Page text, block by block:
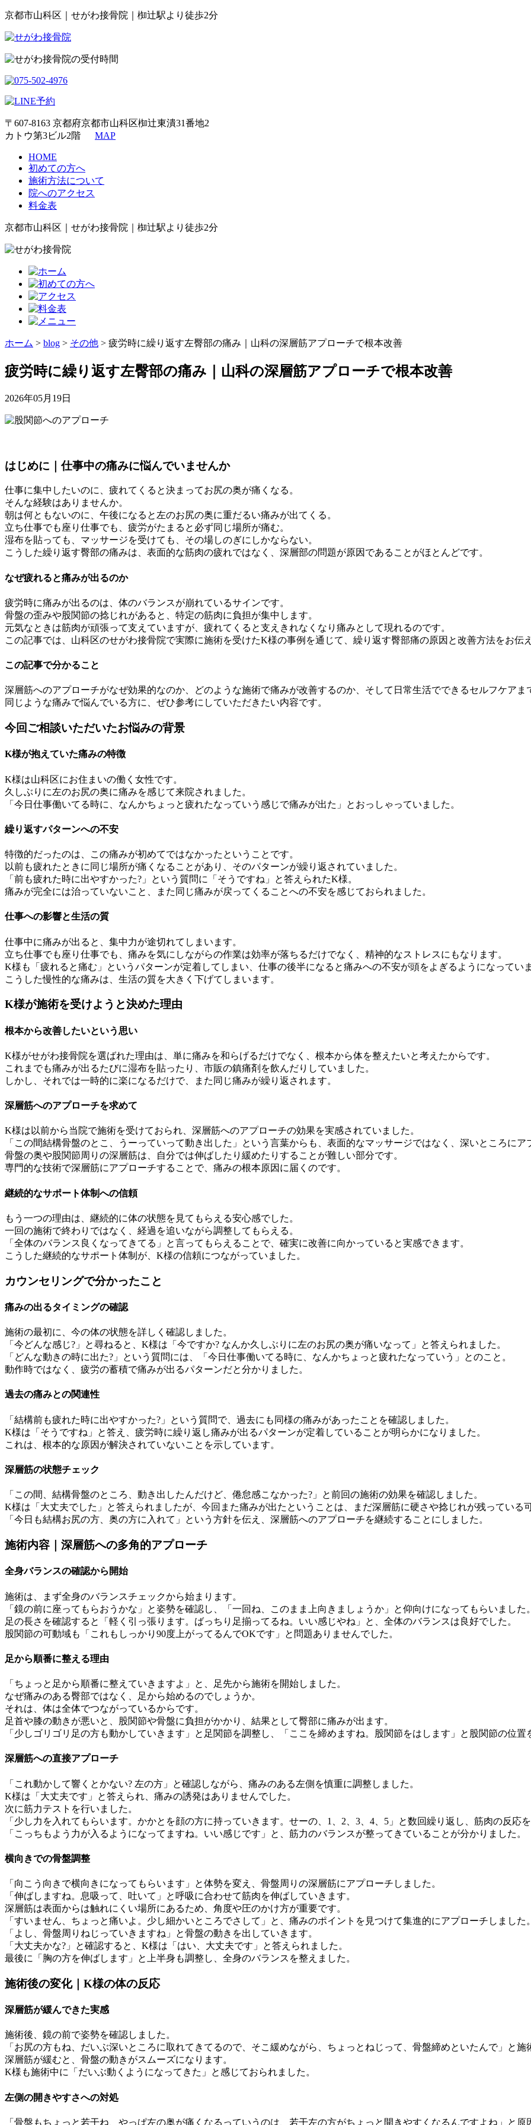
京都市山科区｜せがわ接骨院｜椥辻駅より徒歩2分
〒607-8163 京都府京都市山科区椥辻東潰31番地2
カトウ第3ビル2階 MAP
HOME
初めての方へ
施術方法について
院へのアクセス
料金表
京都市山科区｜せがわ接骨院｜椥辻駅より徒歩2分
ホーム > blog > その他 > 疲労時に繰り返す左臀部の痛み｜山科の深層筋アプローチで根本改善
疲労時に繰り返す左臀部の痛み｜山科の深層筋アプローチで根本改善
2026年05月19日
はじめに｜仕事中の痛みに悩んでいませんか
仕事に集中したいのに、疲れてくると決まってお尻の奥が痛くなる。
そんな経験はありませんか。
朝は何ともないのに、午後になると左のお尻の奥に重だるい痛みが出てくる。
立ち仕事でも座り仕事でも、疲労がたまると必ず同じ場所が痛む。
湿布を貼っても、マッサージを受けても、その場しのぎにしかならない。
こうした繰り返す臀部の痛みは、表面的な筋肉の疲れではなく、深層部の問題が原因であることがほとんどです。
なぜ疲れると痛みが出るのか
疲労時に痛みが出るのは、体のバランスが崩れているサインです。
骨盤の歪みや股関節の捻じれがあると、特定の筋肉に負担が集中します。
元気なときは筋肉が頑張って支えていますが、疲れてくると支えきれなくなり痛みとして現れるのです。
この記事では、山科区のせがわ接骨院で実際に施術を受けたK様の事例を通じて、繰り返す臀部痛の原因と改善方法をお伝
この記事で分かること
深層筋へのアプローチがなぜ効果的なのか、どのような施術で痛みが改善するのか、そして日常生活でできるセルフケアま
同じような痛みで悩んでいる方に、ぜひ参考にしていただきたい内容です。
今回ご相談いただいたお悩みの背景
K様が抱えていた痛みの特徴
K様は山科区にお住まいの働く女性です。
久しぶりに左のお尻の奥に痛みを感じて来院されました。
「今日仕事働いてる時に、なんかちょっと疲れたなっていう感じで痛みが出た」とおっしゃっていました。
繰り返すパターンへの不安
特徴的だったのは、この痛みが初めてではなかったということです。
以前も疲れたときに同じ場所が痛くなることがあり、そのパターンが繰り返されていました。
「前も疲れた時に出やすかった?」という質問に「そうですね」と答えられたK様。
痛みが完全には治っていないこと、また同じ痛みが戻ってくることへの不安を感じておられました。
仕事への影響と生活の質
仕事中に痛みが出ると、集中力が途切れてしまいます。
立ち仕事でも座り仕事でも、痛みを気にしながらの作業は効率が落ちるだけでなく、精神的なストレスにもなります。
K様も「疲れると痛む」というパターンが定着してしまい、仕事の後半になると痛みへの不安が頭をよぎるようになってい
こうした慢性的な痛みは、生活の質を大きく下げてしまいます。
K様が施術を受けようと決めた理由
根本から改善したいという思い
K様がせがわ接骨院を選ばれた理由は、単に痛みを和らげるだけでなく、根本から体を整えたいと考えたからです。
これまでも痛みが出るたびに湿布を貼ったり、市販の鎮痛剤を飲んだりしていました。
しかし、それでは一時的に楽になるだけで、また同じ痛みが繰り返されます。
深層筋へのアプローチを求めて
K様は以前から当院で施術を受けておられ、深層筋へのアプローチの効果を実感されていました。
「この間結構骨盤のとこ、うーっていって動き出した」という言葉からも、表面的なマッサージではなく、深いところに
骨盤の奥や股関節周りの深層筋は、自分では伸ばしたり緩めたりすることが難しい部分です。
専門的な技術で深層筋にアプローチすることで、痛みの根本原因に届くのです。
継続的なサポート体制への信頼
もう一つの理由は、継続的に体の状態を見てもらえる安心感でした。
一回の施術で終わりではなく、経過を追いながら調整してもらえる。
「全体のバランス良くなってきてる」と言ってもらえることで、確実に改善に向かっていると実感できます。
こうした継続的なサポート体制が、K様の信頼につながっていました。
カウンセリングで分かったこと
痛みの出るタイミングの確認
施術の最初に、今の体の状態を詳しく確認しました。
「今どんな感じ?」と尋ねると、K様は「今ですか? なんか久しぶりに左のお尻の奥が痛いなって」と答えられました。
「どんな動きの時に出た?」という質問には、「今日仕事働いてる時に、なんかちょっと疲れたなっていう」とのこと。
動作時ではなく、疲労の蓄積で痛みが出るパターンだと分かりました。
過去の痛みとの関連性
「結構前も疲れた時に出やすかった?」という質問で、過去にも同様の痛みがあったことを確認しました。
K様は「そうですね」と答え、疲労時に繰り返し痛みが出るパターンが定着していることが明らかになりました。
これは、根本的な原因が解決されていないことを示しています。
深層筋の状態チェック
「この間、結構骨盤のところ、動き出したんだけど、倦怠感こなかった?」と前回の施術の効果を確認しました。
K様は「大丈夫でした」と答えられましたが、今回また痛みが出たということは、まだ深層筋に硬さや捻じれが残っている
「今日も結構お尻の方、奥の方に入れて」という方針を伝え、深層筋へのアプローチを継続することにしました。
施術内容｜深層筋への多角的アプローチ
全身バランスの確認から開始
施術は、まず全身のバランスチェックから始まります。
「鏡の前に座ってもらおうかな」と姿勢を確認し、「一回ね、このまま上向きましょうか」と仰向けになってもらいました
足の長さを確認すると「軽く引っ張ります。ばっちり足揃ってるね。いい感じやね」と、全体のバランスは良好でした。
股関節の可動域も「これもしっかり90度上がってるんでOKです」と問題ありませんでした。
足から順番に整える理由
「ちょっと足から順番に整えていきますよ」と、足先から施術を開始しました。
なぜ痛みのある臀部ではなく、足から始めるのでしょうか。
それは、体は全体でつながっているからです。
足首や膝の動きが悪いと、股関節や骨盤に負担がかかり、結果として臀部に痛みが出ます。
「少しゴリゴリ足の方も動かしていきます」と足関節を調整し、「ここを締めますね。股関節をはします」と股関節の位置
深層筋への直接アプローチ
「これ動かして響くとかない? 左の方」と確認しながら、痛みのある左側を慎重に調整しました。
K様は「大丈夫です」と答えられ、痛みの誘発はありませんでした。
次に筋力テストを行いました。
「少し力を入れてもらいます。かかとを顔の方に持っていきます。せーの、1、2、3、4、5」と数回繰り返し、筋肉の反応
「こっちもよう力が入るようになってますね。いい感じです」と、筋力のバランスが整ってきていることが分かりました。
横向きでの骨盤調整
「向こう向きで横向きになってもらいます」と体勢を変え、骨盤周りの深層筋にアプローチしました。
「伸ばしますね。息吸って、吐いて」と呼吸に合わせて筋肉を伸ばしていきます。
深層筋は表面からは触れにくい場所にあるため、角度や圧のかけ方が重要です。
「すいません、ちょっと痛いよ。少し細かいところでさして」と、痛みのポイントを見つけて集進的にアプローチしました
「よし、骨盤周りねじっていきますね」と骨盤の動きを出していきます。
「大丈夫かな?」と確認すると、K様は「はい、大丈夫です」と答えられました。
最後に「胸の方を伸ばします」と上半身も調整し、全身のバランスを整えました。
施術後の変化｜K様の体の反応
深層筋が緩んできた実感
施術後、鏡の前で姿勢を確認しました。
「お尻の方もね、だいぶ深いところに取れてきてるので、そこ緩めながら、ちょっとねじって、骨盤締めといたんで」と
深層筋が緩むと、骨盤の動きがスムーズになります。
K様も施術中に「だいぶ動くようになってきた」と感じておられました。
左側の開きやすさへの対処
「骨盤もちょっと若干ね、やっぱ左の奥が痛くなるっていうのは、若干左の方がちょっと開きやすくなるんですよね」と原